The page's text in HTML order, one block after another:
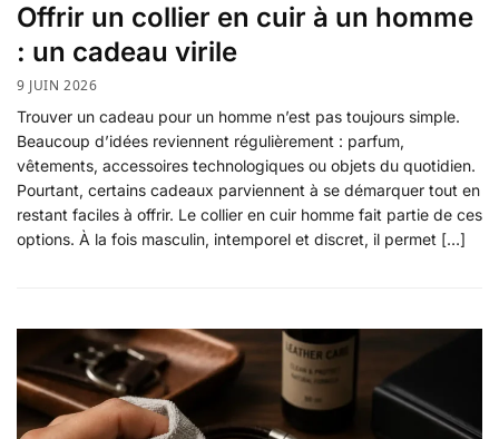
Offrir un collier en cuir à un homme
: un cadeau virile
9 JUIN 2026
Trouver un cadeau pour un homme n’est pas toujours simple.
Beaucoup d’idées reviennent régulièrement : parfum,
vêtements, accessoires technologiques ou objets du quotidien.
Pourtant, certains cadeaux parviennent à se démarquer tout en
restant faciles à offrir. Le collier en cuir homme fait partie de ces
options. À la fois masculin, intemporel et discret, il permet […]